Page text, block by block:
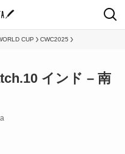
CUP CWC2025
インド – 南